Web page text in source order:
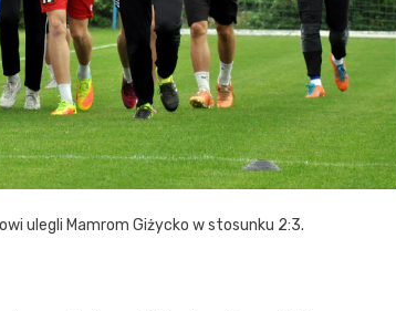
ulegli Mamrom Giżycko w stosunku 2:3.